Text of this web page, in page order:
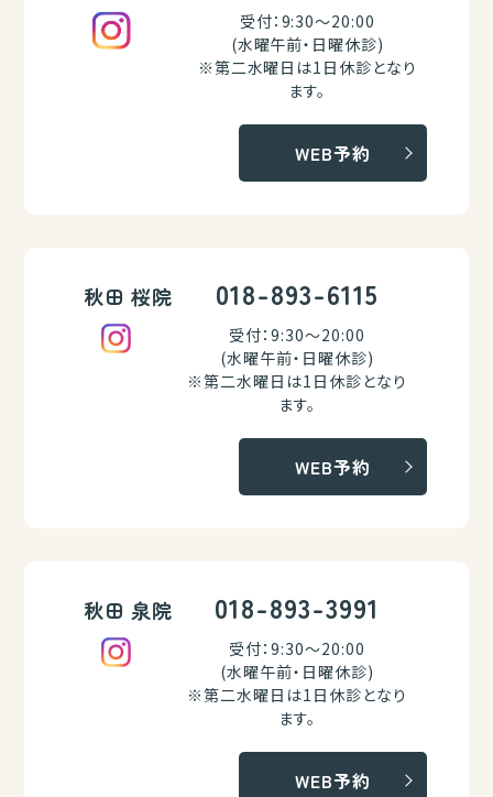
受付：9:30～20:00
(水曜午前・日曜休診)
※第二水曜日は1日休診となり
ます。
WEB予約
秋田 桜院 018-893-6115
受付：9:30～20:00
(水曜午前・日曜休診)
※第二水曜日は1日休診となり
ます。
WEB予約
秋田 泉院 018-893-3991
受付：9:30～20:00
(水曜午前・日曜休診)
※第二水曜日は1日休診となり
ます。
WEB予約